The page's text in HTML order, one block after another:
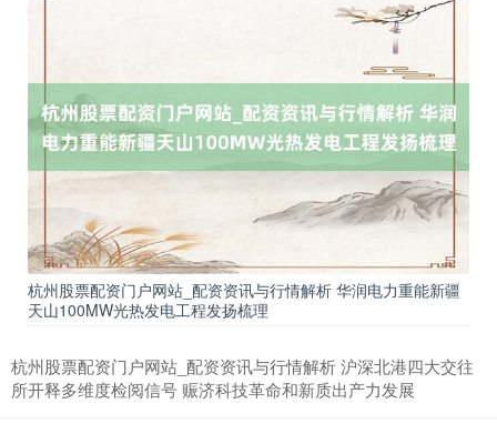
+0.74%
北证50 1121.76 -1.12 -0.10%
杭州股票配资门户网站_配资资讯与行情解析 华润电力重能新疆
天山100MW光热发电工程发扬梳理
杭州股票配资门户网站_配资资讯与行情解析 沪深北港四大交往
所开释多维度检阅信号 赈济科技革命和新质出产力发展